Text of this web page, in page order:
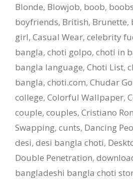
Blonde, Blowjob, boob, boobs
boyfriends, British, Brunette,
girl, Casual Wear, celebrity
bangla, choti golpo, choti in
bangla language, Choti List,
bangla, choti.com, Chudar
college, Colorful Wallpaper,
couple, couples, Cristiano
Swapping, cunts, Dancing
desi, desi bangla choti,
Double Penetration,
bangladeshi bangla choti